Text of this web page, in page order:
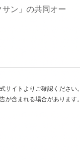
ン」の共同オー
イトよりご確認ください。
含まれる場合があります。